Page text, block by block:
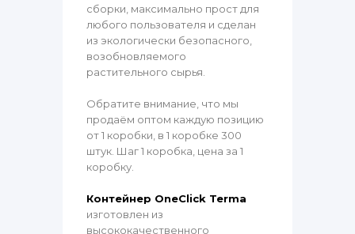
сборки, максимально прост для
любого пользователя и сделан
из экологически безопасного,
возобновляемого
растительного сырья.
Обратите внимание, что мы
продаём оптом каждую позицию
от 1 коробки, в 1 коробке 300
штук. Шаг 1 коробка, цена за 1
коробку.
Контейнер OneClick Terma
изготовлен из
высококачественного